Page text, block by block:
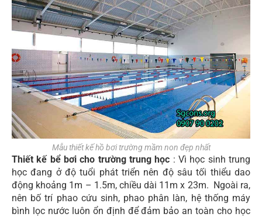
Mẫu thiết kế hồ bơi trường mầm non đẹp nhất
Thiết kế bể bơi cho trường trung học : Vì học sinh trung
học đang ở độ tuổi phát triển nên độ sâu tối thiểu dao
động khoảng 1m – 1.5m, chiều dài 11m x 23m. Ngoài ra,
nên bố trí phao cứu sinh, phao phân làn, hệ thống máy
bình lọc nước luôn ổn định để đảm bảo an toàn cho học